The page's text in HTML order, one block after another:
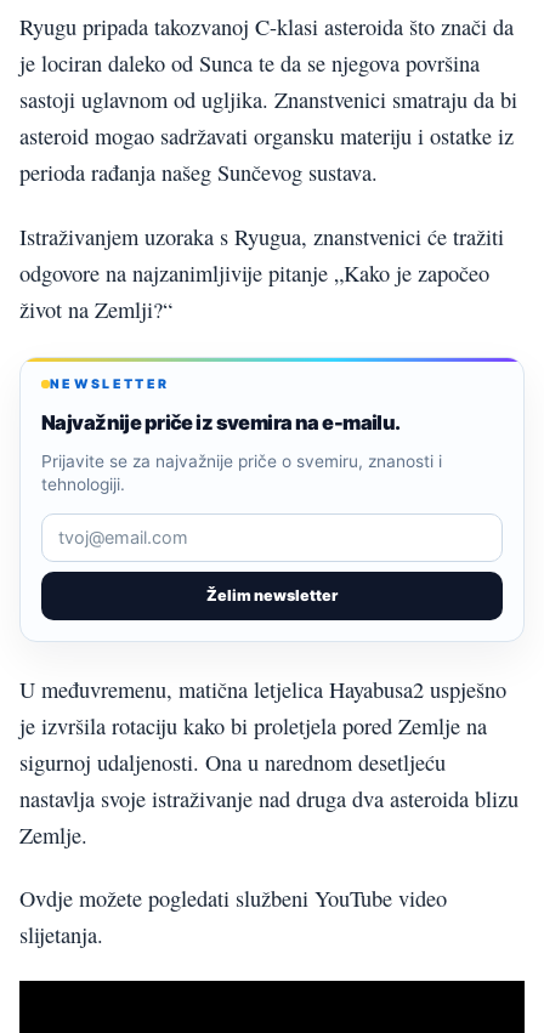
Ryugu pripada takozvanoj C-klasi asteroida što znači da
je lociran daleko od Sunca te da se njegova površina
sastoji uglavnom od ugljika. Znanstvenici smatraju da bi
asteroid mogao sadržavati organsku materiju i ostatke iz
perioda rađanja našeg Sunčevog sustava.
Istraživanjem uzoraka s Ryugua, znanstvenici će tražiti
odgovore na najzanimljivije pitanje „Kako je započeo
život na Zemlji?“
NEWSLETTER
Najvažnije priče iz svemira na e-mailu.
Želim newsletter
Prijavite se za najvažnije priče o svemiru, znanosti i
tehnologiji.
U međuvremenu, matična letjelica Hayabusa2 uspješno
je izvršila rotaciju kako bi proletjela pored Zemlje na
sigurnoj udaljenosti. Ona u narednom desetljeću
nastavlja svoje istraživanje nad druga dva asteroida blizu
Zemlje.
Ovdje možete pogledati službeni YouTube video
slijetanja.